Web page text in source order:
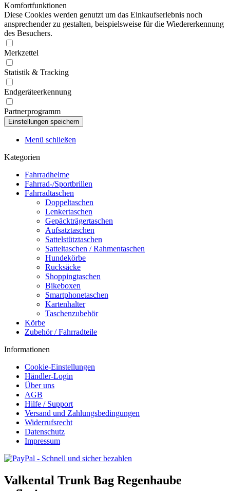
Komfortfunktionen
Diese Cookies werden genutzt um das Einkaufserlebnis noch
ansprechender zu gestalten, beispielsweise für die Wiedererkennung
des Besuchers.
Merkzettel
Statistik & Tracking
Endgeräteerkennung
Partnerprogramm
Menü schließen
Kategorien
Fahrradhelme
Fahrrad-/Sportbrillen
Fahrradtaschen
Doppeltaschen
Lenkertaschen
Gepäckträgertaschen
Aufsatztaschen
Sattelstütztaschen
Satteltaschen / Rahmentaschen
Hundekörbe
Rucksäcke
Shoppingtaschen
Bikeboxen
Smartphonetaschen
Kartenhalter
Taschenzubehör
Körbe
Zubehör / Fahrradteile
Informationen
Cookie-Einstellungen
Händler-Login
Über uns
AGB
Hilfe / Support
Versand und Zahlungsbedingungen
Widerrufsrecht
Datenschutz
Impressum
Valkental Trunk Bag Regenhaube